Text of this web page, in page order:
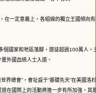
在一定意義上，各組線的獨立王國傾向
國家和地區落腳，道徒超過100萬人，
外國血統人士入道。
總會”，會址設于“基礎先天”在美國洛
在國際上的活動將進一步有所加強，其